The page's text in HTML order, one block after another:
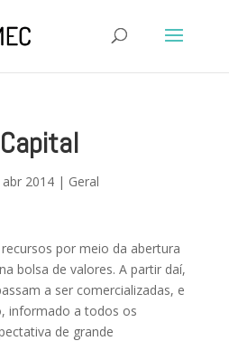
abr 2014| Geral
por meio da abertura
bolsa de valores. A partir daí,
a ser comercializadas, e
informado a todos os
de grande